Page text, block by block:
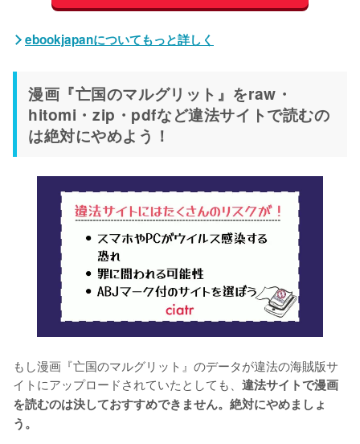
ebookjapanについてもっと詳しく
漫画『亡国のマルグリット』をraw・
hitomi・zip・pdfなど違法サイトで読むの
は絶対にやめよう！
もし漫画『亡国のマルグリット』のデータが違法の海賊版サ
イトにアップロードされていたとしても、 違法サイトで漫画
を読むのは決しておすすめできません。絶対にやめましょ
う。